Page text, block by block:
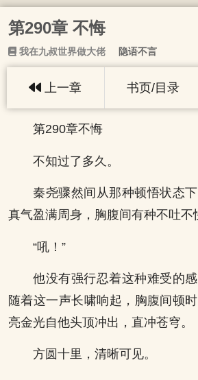
第290章 不悔
我在九叔世界做大佬 隐语不言
上一章 书页/目录
第290章不悔
不知过了多久。
秦尧骤然间从那种顿悟状态
真气盈满周身，胸腹间有种不吐不
“吼！”
他没有强行忍着这种难受的
随着这一声长啸响起，胸腹间顿
亮金光自他头顶冲出，直冲苍穹。
方圆十里，清晰可见。